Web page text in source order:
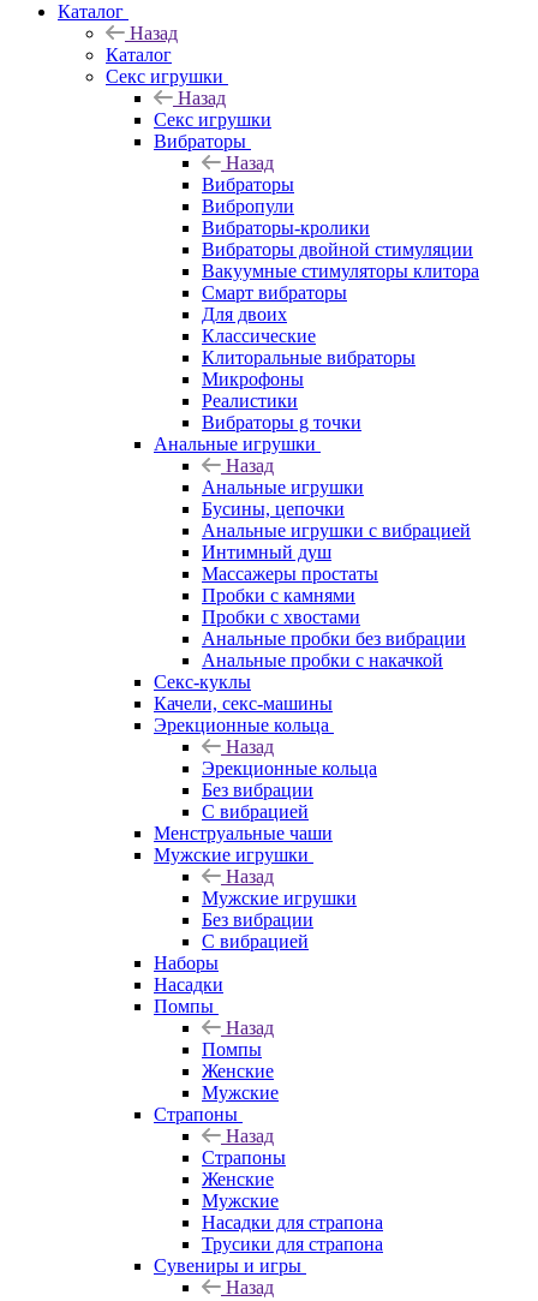
Каталог
Назад
Каталог
Секс игрушки
Назад
Секс игрушки
Вибраторы
Назад
Вибраторы
Вибропули
Вибраторы-кролики
Вибраторы двойной стимуляции
Вакуумные стимуляторы клитора
Смарт вибраторы
Для двоих
Классические
Клиторальные вибраторы
Микрофоны
Реалистики
Вибраторы g точки
Анальные игрушки
Назад
Анальные игрушки
Бусины, цепочки
Анальные игрушки с вибрацией
Интимный душ
Массажеры простаты
Пробки с камнями
Пробки с хвостами
Анальные пробки без вибрации
Анальные пробки с накачкой
Секс-куклы
Качели, секс-машины
Эрекционные кольца
Назад
Эрекционные кольца
Без вибрации
С вибрацией
Менструальные чаши
Мужские игрушки
Назад
Мужские игрушки
Без вибрации
С вибрацией
Наборы
Насадки
Помпы
Назад
Помпы
Женские
Мужские
Страпоны
Назад
Страпоны
Женские
Мужские
Насадки для страпона
Трусики для страпона
Сувениры и игры
Назад